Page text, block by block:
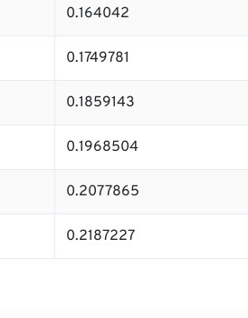
0.164042
0.1749781
0.1859143
0.1968504
0.2077865
0.2187227